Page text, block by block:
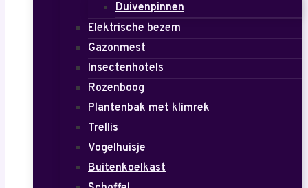
Duivenpinnen
Elektrische bezem
Gazonmest
Insectenhotels
Rozenboog
Plantenbak met klimrek
Trellis
Vogelhuisje
Buitenkoelkast